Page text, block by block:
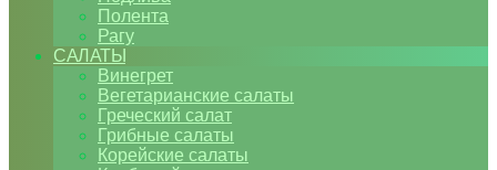
Полента
Рагу
САЛАТЫ
Винегрет
Вегетарианские салаты
Греческий салат
Грибные салаты
Корейские салаты